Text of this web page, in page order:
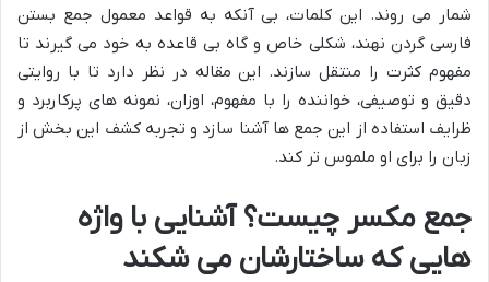
شمار می روند. این کلمات، بی آنکه به قواعد معمول جمع بستن
فارسی گردن نهند، شکلی خاص و گاه بی قاعده به خود می گیرند تا
مفهوم کثرت را منتقل سازند. این مقاله در نظر دارد تا با روایتی
دقیق و توصیفی، خواننده را با مفهوم، اوزان، نمونه های پرکاربرد و
ظرایف استفاده از این جمع ها آشنا سازد و تجربه کشف این بخش از
زبان را برای او ملموس تر کند.
جمع مکسر چیست؟ آشنایی با واژه
هایی که ساختارشان می شکند